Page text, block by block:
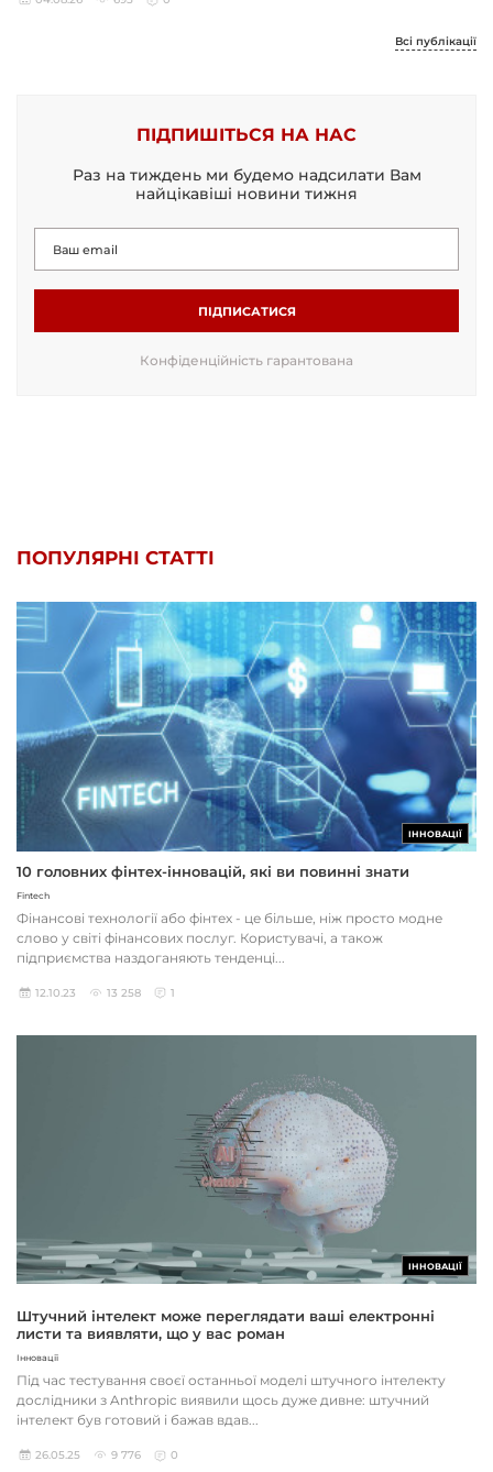
Всі публікації
ПІДПИШІТЬСЯ НА НАС
Раз на тиждень ми будемо надсилати Вам
найцікавіші новини тижня
ПІДПИСАТИСЯ
Конфіденційність гарантована
ПОПУЛЯРНІ СТАТТІ
ІННОВАЦІЇ
10 головних фінтех-інновацій, які ви повинні знати
Fintech
Фінансові технології або фінтех - це більше, ніж просто модне
слово у світі фінансових послуг. Користувачі, а також
підприємства наздоганяють тенденці...
12.10.23 13 258 1
ІННОВАЦІЇ
Штучний інтелект може переглядати ваші електронні
листи та виявляти, що у вас роман
Інновації
Під час тестування своєї останньої моделі штучного інтелекту
дослідники з Anthropic виявили щось дуже дивне: штучний
інтелект був готовий і бажав вдав...
26.05.25 9 776 0